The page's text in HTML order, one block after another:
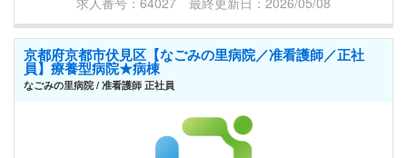
京都府京都市伏見区【なごみの里病院／准看護師／正社
員】療養型病院★病棟
なごみの里病院 / 准看護師 正社員